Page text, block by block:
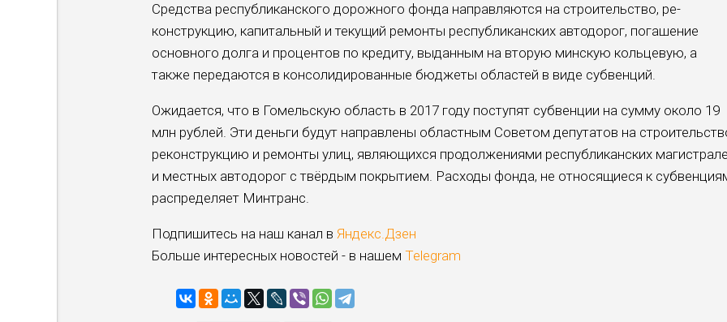
Средства республиканского дорожного фонда направ­ляются на строительство, ре­
конструкцию, капитальный и текущий ремонты республи­канских автодорог, погаше­ние
основного долга и про­центов по кредиту, выданным на вторую минскую кольце­вую, а
также передаются в консолидированные бюджеты областей в виде субвенций.
Ожидается, что в Гомельскую область в 2017 году поступят субвенции на сумму около 19
млн рублей. Эти день­ги будут направлены областным Советом депутатов на
реконструкцию и ремонты улиц, являющихся продолже­ниями республиканских
и местных авто­дорог с твёрдым покрытием. Расходы фонда, не относящи­еся к
распреде­ляет Минтранс.
Подпишитесь на наш канал в Яндекс.Дзен
Больше интересных новостей - в нашем Telegram